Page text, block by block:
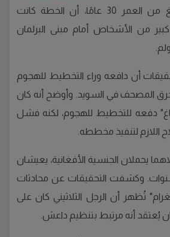
وكشف المتهم، البالغ من العمر 30 عامًا، أن الخطة كانت
من الأشخاص أمام مبنى البرلمان
أن دافعه وراء التخطيط للهجوم
حرق المصحف في السويد. وأوضح أنه كان
دفعه للتخطيط للهجوم، لكنه فشل
اللازم لتنفيذ مخططه.
يحملان الجنسية الأفغانية، يعيشان
وكشفت التحقيقات عن محادثات
تُظهر أن الرجل الثلاثيني كان على
يُعتقد أنه مرتبط بتنظيم داعش.